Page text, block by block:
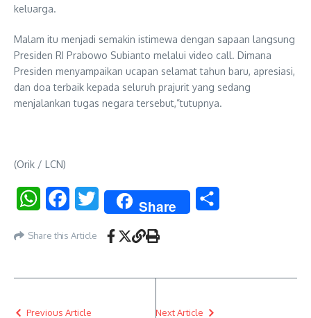
keluarga.
Malam itu menjadi semakin istimewa dengan sapaan langsung
Presiden RI Prabowo Subianto melalui video call. Dimana
Presiden menyampaikan ucapan selamat tahun baru, apresiasi,
dan doa terbaik kepada seluruh prajurit yang sedang
menjalankan tugas negara tersebut,”tutupnya.
(Orik / LCN)
WhatsAppFacebookTwitter Share
Share this Article
Previous Article Next Article